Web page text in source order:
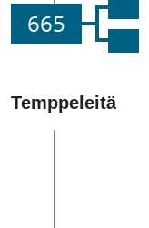
665
Temppeleitä